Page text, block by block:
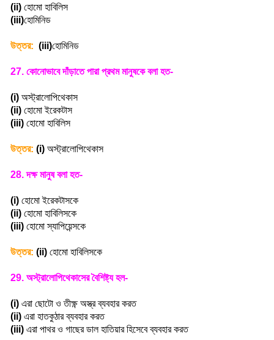
(ii) হোমো হাবিলিস
(iii)হোমিনিড
উত্তর: (iii)হোমিনিড
27. কোনোভাবে দাঁড়াতে পারা প্রথম মানুষকে বলা হত-
(i) অস্ট্রালোপিথেকাস
(ii) হোমো ইরেকটাস
(iii) হোমো হাবিলিস
উত্তর: (i) অস্ট্রালোপিথেকাস
28.দক্ষ মানুষ বলা হত-
(i) হোমো ইরেকটাসকে
(ii) হোমো হাবিলিসকে
(iii) হোমো স্যাপিয়েন্সকে
উত্তর: (ii) হোমো হাবিলিসকে
29. অস্ট্রালোপিথেকাসের বৈশিষ্ট্য হল-
(i) এরা ছোটো ও তীক্ষ্ণ অস্ত্র ব্যবহার করত
(ii) এরা হাতকুঠার ব্যবহার করত
(iii) এরা পাথর ও গাছের ডাল হাতিয়ার হিসেবে ব্যবহার করত